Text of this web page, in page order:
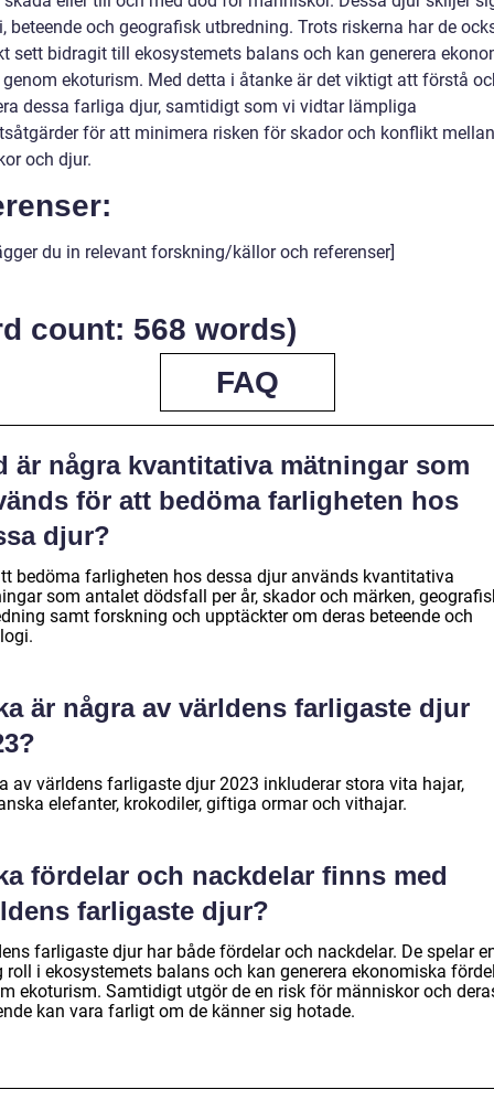
beteende och geografisk utbredning. Trots riskerna har de
sett bidragit till ekosystemets balans och kan generera
ekoturism. Med detta i åtanke är det viktigt att förstå
dessa farliga djur, samtidigt som vi vidtar lämpliga
för att minimera risken för skador och konflikt mellan
och djur.
du in relevant forskning/källor och referenser]
count: 568 words)
FAQ
är några kvantitativa mätningar som
för att bedöma farligheten hos
djur?
bedöma farligheten hos dessa djur används kvantitativa
som antalet dödsfall per år, skador och märken,
samt forskning och upptäckter om deras beteende och
är några av världens farligaste djur
av världens farligaste djur 2023 inkluderar stora vita hajar,
elefanter, krokodiler, giftiga ormar och vithajar.
fördelar och nackdelar finns med
farligaste djur?
farligaste djur har både fördelar och nackdelar. De spelar
roll i ekosystemets balans och kan generera ekonomiska
ekoturism. Samtidigt utgör de en risk för människor och
kan vara farligt om de känner sig hotade.